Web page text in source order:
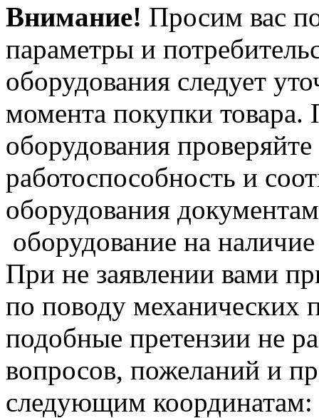
Внимание! Просим вас
параметры и
оборудования следует
момента покупки товара.
оборудования
работоспособность и
оборудования
оборудование на
При не заявлении вами
по поводу механических
подобные претензии не
вопросов, пожеланий и
следующим координатам: